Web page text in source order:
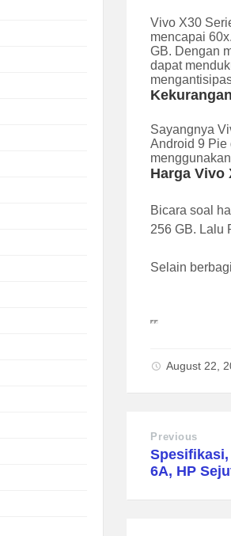
Vivo X30
mencapai
GB. Dengan
dapat
Sayangnya
Android 9 Pie
Harga Vivo
Bicara soal
256 GB. Lalu
Selain
August 22,
Previous
6A, HP